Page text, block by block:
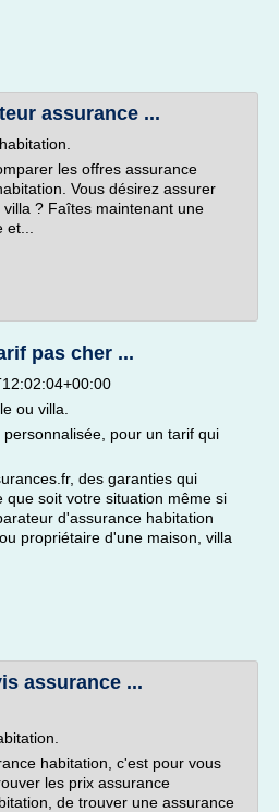
assurance ...
les offres assurance
Vous désirez assurer
? Faîtes maintenant une
pas cher ...
ou villa.
pour un tarif qui
des garanties qui
soit votre situation même si
d'assurance habitation
propriétaire d'une maison, villa
assurance ...
habitation, c'est pour vous
les prix assurance
de trouver une assurance